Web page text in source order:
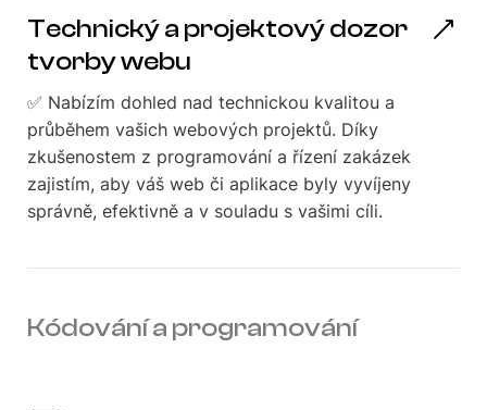
Technický a projektový dozor
tvorby webu
✅ Nabízím dohled nad technickou kvalitou a
průběhem vašich webových projektů. Díky
zkušenostem z programování a řízení zakázek
zajistím, aby váš web či aplikace byly vyvíjeny
správně, efektivně a v souladu s vašimi cíli.
Kódování a programování